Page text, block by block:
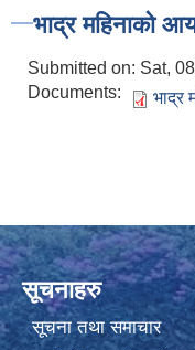
भाद्र महिनाको
Submitted on: Sat,
Documents:
भाद्र
सूचनाहरु
सूचना तथा समाचार